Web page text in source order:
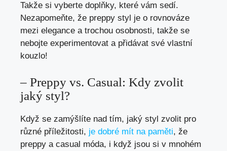
Takže si vyberte doplňky, ⁤které vám sedí.
Nezapomeňte, že preppy styl je o rovnováze
mezi elegance‍ a trochou osobnosti, takže se
nebojte experimentovat ‍a přidávat své vlastní
kouzlo!
– Preppy vs. Casual: Kdy‌ zvolit
jaký ⁤styl?
Když se zamýšlíte nad tím, jaký‌ styl zvolit pro
různé příležitosti, je‍ dobré‍ mít na paměti, že
preppy a casual móda, i když jsou si v⁤ mnohém